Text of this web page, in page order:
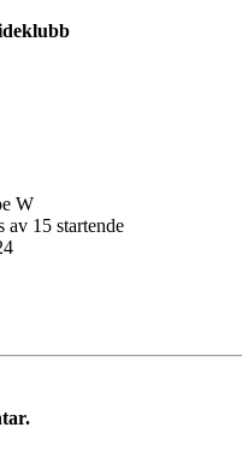
W
av 15 startende